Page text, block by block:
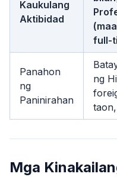
Kaukulang
Aktibidad
full-
Panahon
ng
Paninirahan
ng
Mga